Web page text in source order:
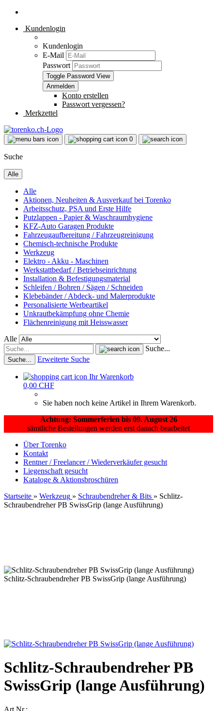
Kundenlogin
Kundenlogin
E-Mail
Passwort
Toggle Password View
Konto erstellen
Passwort vergessen?
Merkzettel
0
Suche
Alle
Alle
Aktionen, Neuheiten & Ausverkauf bei Torenko
Arbeitsschutz, PSA und Erste Hilfe
Putzlappen - Papier & Waschraumhygiene
KFZ-Auto Garagen Produkte
Fahrzeugaufbereitung / Fahrzeugreinigung
Chemisch-technische Produkte
Werkzeug
Elektro - Akku - Maschinen
Werkstattbedarf / Betriebseinrichtung
Installation & Befestigungsmaterial
Schleifen / Bohren / Sägen / Schneiden
Klebebänder / Abdeck- und Malerprodukte
Personalisierte Werbeartikel
Unkrautbekämpfung ohne Chemie
Flächenreinigung mit Heisswasser
Alle
Suche...
Suche... Erweiterte Suche
Ihr Warenkorb
0,00 CHF
Sie haben noch keine Artikel in Ihrem Warenkorb.
Achtung: Sommerferien bis 09. August 26
sämtliche Bestellungen werden erst danach bearbeitet
Über Torenko
Kontakt
Rentner / Freelancer / Wiederverkäufer gesucht
Liegenschaft gesucht
Kataloge & Aktionsbroschüren
Startseite » Werkzeug » Schraubendreher & Bits » Schlitz-
Schraubendreher PB SwissGrip (lange Ausführung)
Schlitz-Schraubendreher PB SwissGrip (lange Ausführung)
Schlitz-Schraubendreher PB
SwissGrip (lange Ausführung)
Art.Nr.: